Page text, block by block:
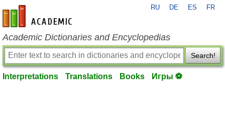
en-academic.com
RU DE ES FR
Academic Dictionaries and Encyclopedias
Search!
Interpretations Translations Books Игры ⚽